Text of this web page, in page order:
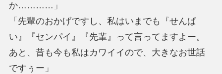
か…………」
「先輩のおかげですし、私はいまでも『せんぱ
い』『センパイ』『先輩』って言ってますよー。
あと、昔も今も私はカワイイので、大きなお世話
ですぅー」